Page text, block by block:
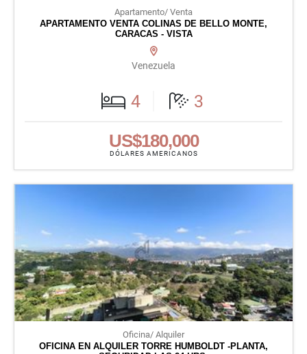
Apartamento/ Venta
APARTAMENTO VENTA COLINAS DE BELLO MONTE,
CARACAS - VISTA
Venezuela
4 3
US$180,000
DÓLARES AMERICANOS
Oficina/ Alquiler
OFICINA EN ALQUILER TORRE HUMBOLDT -PLANTA,